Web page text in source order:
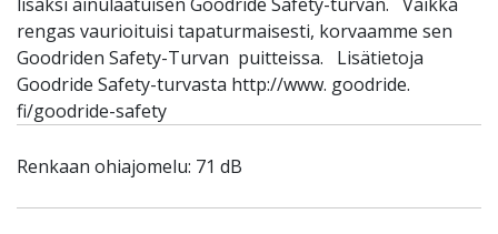
rengas vaurioituisi tapaturmaisesti, korvaamme sen
Goodriden Safety-Turvan puitteissa. Lisätietoja
Goodride Safety-turvasta http://www. goodride.
fi/goodride-safety
Renkaan ohiajomelu: 71 dB